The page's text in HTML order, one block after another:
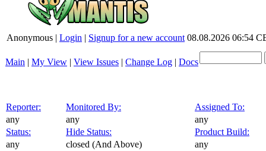
Anonymous | Login | Signup for a new account 08.08.2026 06:54
Main | My View | View Issues | Change Log | Docs
Reporter: Monitored By:
Assigned To:
any
any
any
Status:
Hide Status:
Product Build:
any
closed (And Above)
any